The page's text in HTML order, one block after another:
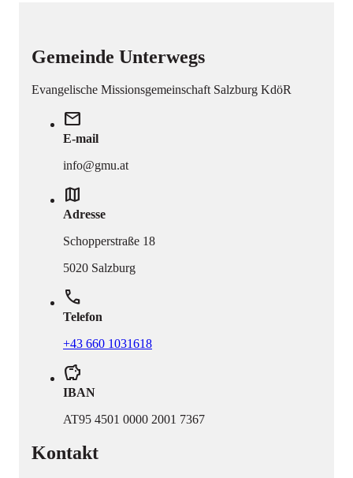
Gemeinde Unterwegs
Evangelische Missionsgemeinschaft Salzburg KdöR
mail
E-mail
info@gmu.at
map
Adresse
Schopperstraße 18
5020 Salzburg
phone
Telefon
+43 660 1031618
savings
IBAN
AT95 4501 0000 2001 7367
Kontakt